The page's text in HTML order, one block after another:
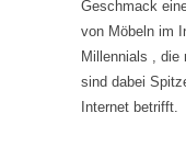
Geschmack
von Möbeln im
Millennials , die
sind dabei
Internet betrifft.